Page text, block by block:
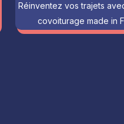
Réinventez vos trajets
covoiturage made in